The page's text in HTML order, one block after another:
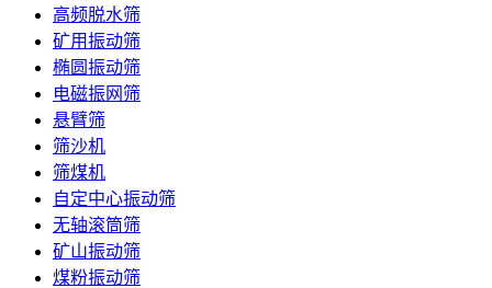
高频脱水筛
矿用振动筛
椭圆振动筛
电磁振网筛
悬臂筛
筛沙机
筛煤机
自定中心振动筛
无轴滚筒筛
矿山振动筛
煤粉振动筛